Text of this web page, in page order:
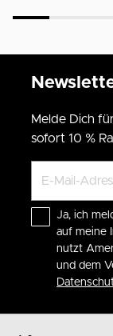
Melde Dich
sofort 10 %
Ja, ich
auf meine
nutzt
und dem